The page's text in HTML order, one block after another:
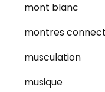
mont blanc
montres
musculation
musique